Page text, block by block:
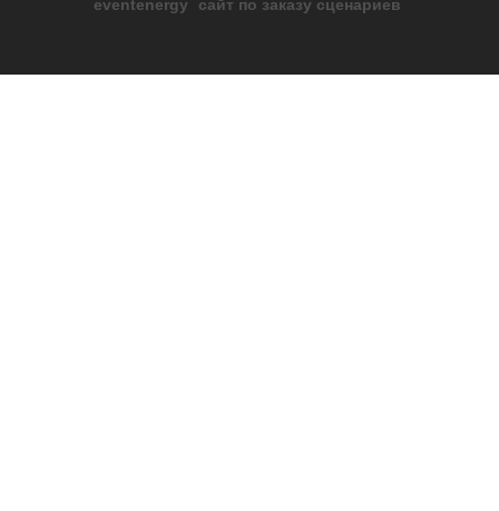
eventenergy
сайт по заказу сценариев